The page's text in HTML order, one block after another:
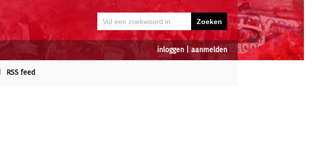
inloggen aanmelden
RSS feed